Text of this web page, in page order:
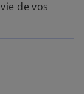
de vos